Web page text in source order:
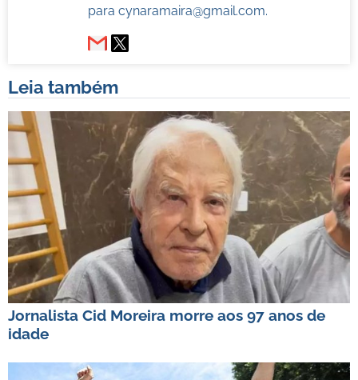
para cynaramaira@gmail.com.
Leia também
Jornalista Cid Moreira morre aos 97 anos de
idade